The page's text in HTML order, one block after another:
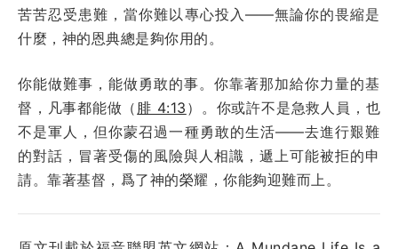
苦苦忍受患難，當你難以專心投入——無論你的畏縮是
什麼，神的恩典總是夠你用的。
你能做難事，能做勇敢的事。你靠著那加給你力量的基
督，凡事都能做（ 腓 4:13 ）。你或許不是急救人員，也
不是軍人，但你蒙召過一種勇敢的生活——去進行艱難
的對話，冒著受傷的風險與人相識，遞上可能被拒的申
請。靠著基督，爲了神的榮耀，你能夠迎難而上。